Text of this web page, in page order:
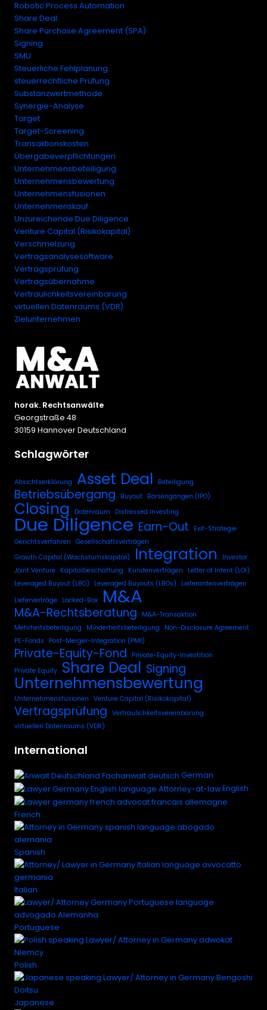
Robotic Process Automation
Share Deal
Share Purchase Agreement (SPA)
Signing
SMU
Steuerliche Fehlplanung
steuerrechtliche Prüfung
Substanzwertmethode
Synergie-Analyse
Target
Target-Screening
Transaktionskosten
Übergabeverpflichtungen
Unternehmensbeteiligung
Unternehmensbewertung
Unternehmensfusionen
Unternehmenskauf
Unzureichende Due Diligence
Venture Capital (Risikokapital)
Verschmelzung
Vertragsanalysesoftware
Vertragsprüfung
Vertragsübernahme
Vertraulichkeitsvereinbarung
virtuellen Datenraums (VDR)
Zielunternehmen
horak. Rechtsanwälte
Georgstraße 48
30159 Hannover Deutschland
Schlagwörter
Absichtserklärung Asset Deal Beteiligung
Betriebsübergang Buyout Börsengängen (IPO)
Closing Datenraum Distressed Investing
Due Diligence Earn-Out
Exit-Strategie
Gerichtsverfahren Gesellschaftsverträgen
Growth Capital (Wachstumskapital)
Integration
Investor
Joint Venture Kapitalbeschaffung Kundenverträgen
Letter of Intent (LOI)
Leveraged Buyout (LBO)
Leveraged Buyouts (LBOs)
Lieferantenverträgen
Lieferverträge Locked-Box M&A
M&A-Rechtsberatung
M&A-Transaktion
Mehrheitsbeteiligung
Minderheitsbeteiligung
Non-Disclosure Agreement
PE-Fonds
Post-Merger-Integration (PMI)
Private-Equity-Fond
Private-Equity-Investition
Private Equity Share Deal Signing
Unternehmensbewertung
Unternehmensfusionen Venture Capital (Risikokapital)
Vertragsprüfung Vertraulichkeitsvereinbarung
virtuellen Datenraums (VDR)
International
German
English
French
Spanish
Italian
Portuguese
Polish
Japanese